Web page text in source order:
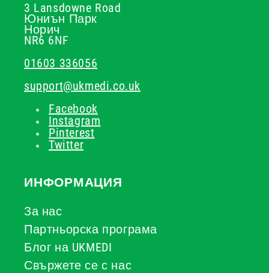
3 Lansdowne Road
Юниън Парк
Норич
NR6 6NF
01603 336056
support@ukmedi.co.uk
Facebook
Instagram
Pinterest
Twitter
ИНФОРМАЦИЯ
За нас
Партньорска програма
Блог на UKMEDI
Свържете се с нас